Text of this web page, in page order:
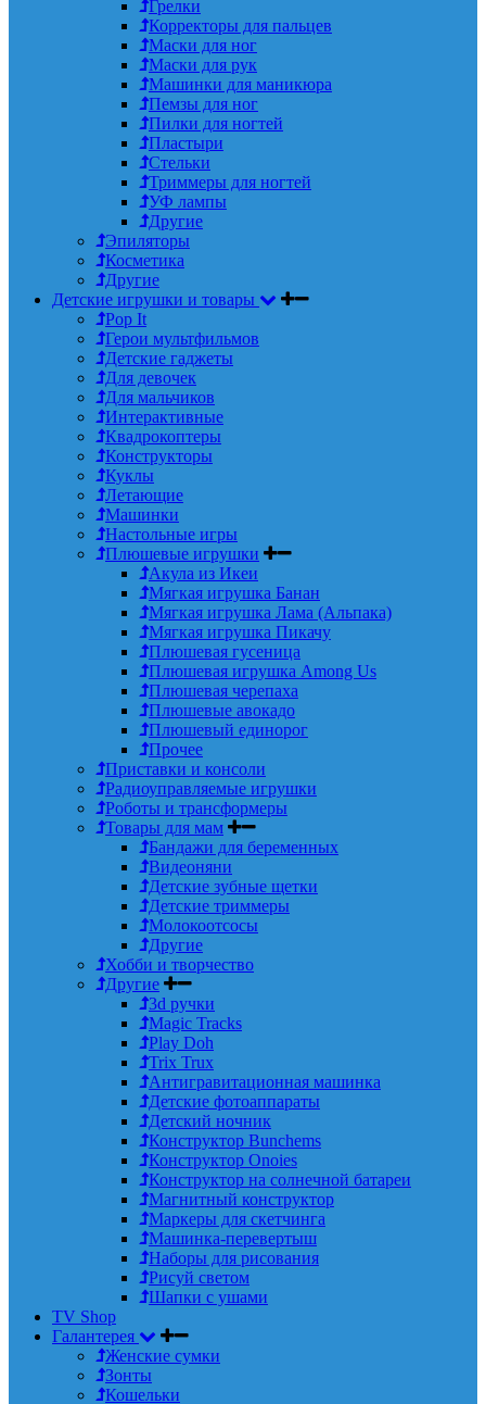
Грелки
Корректоры для пальцев
Маски для ног
Маски для рук
Машинки для маникюра
Пемзы для ног
Пилки для ногтей
Пластыри
Стельки
Триммеры для ногтей
УФ лампы
Другие
Эпиляторы
Косметика
Другие
Детские игрушки и товары
Pop It
Герои мультфильмов
Детские гаджеты
Для девочек
Для мальчиков
Интерактивные
Квадрокоптеры
Конструкторы
Куклы
Летающие
Машинки
Настольные игры
Плюшевые игрушки
Акула из Икеи
Мягкая игрушка Банан
Мягкая игрушка Лама (Альпака)
Мягкая игрушка Пикачу
Плюшевая гусеница
Плюшевая игрушка Among Us
Плюшевая черепаха
Плюшевые авокадо
Плюшевый единорог
Прочее
Приставки и консоли
Радиоуправляемые игрушки
Роботы и трансформеры
Товары для мам
Бандажи для беременных
Видеоняни
Детские зубные щетки
Детские триммеры
Молокоотсосы
Другие
Хобби и творчество
Другие
3d ручки
Magic Tracks
Play Doh
Trix Trux
Антигравитационная машинка
Детские фотоаппараты
Детский ночник
Конструктор Bunchems
Конструктор Onoies
Конструктор на солнечной батареи
Магнитный конструктор
Маркеры для скетчинга
Машинка-перевертыш
Наборы для рисования
Рисуй светом
Шапки с ушами
TV Shop
Галантерея
Женские сумки
Зонты
Кошельки